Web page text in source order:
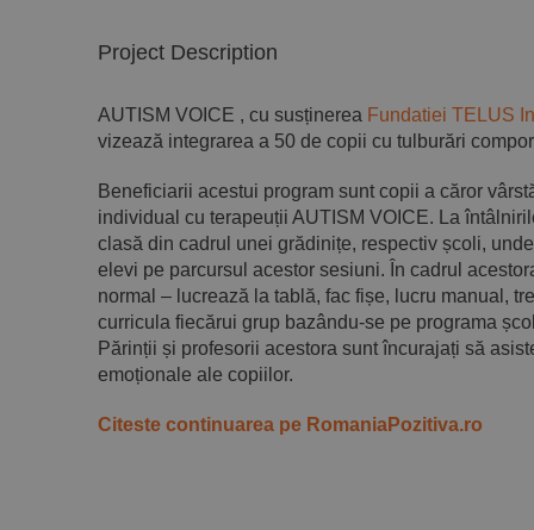
Project Description
AUTISM VOICE , cu susținerea Fundatiei TELUS
vizează integrarea a 50 de copii cu tulburări
Beneficiarii acestui program sunt copii a căror
individual cu terapeuții AUTISM VOICE. La
clasă din cadrul unei grădinițe, respectiv școli,
elevi pe parcursul acestor sesiuni. În cadrul
normal – lucrează la tablă, fac fișe, lucru manual,
curricula fiecărui grup bazându-se pe programa
Părinții și profesorii acestora sunt încurajați să
emoționale ale copiilor.
Citeste continuarea pe RomaniaPozitiva.ro